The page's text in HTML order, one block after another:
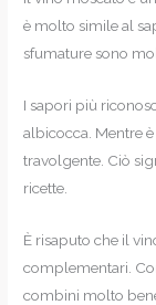
è molto simile al
sfumature sono
I sapori più
albicocca. Mentre
travolgente. Ciò
ricette.
È risaputo che il
complementari.
combini molto